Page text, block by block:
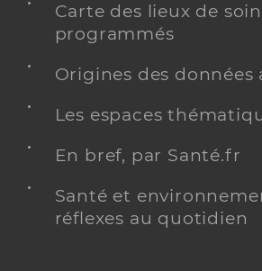
Carte des lieux de
programmés
Origines des données
Les espaces
En bref, par Santé.fr
Santé et
réflexes au quotidien